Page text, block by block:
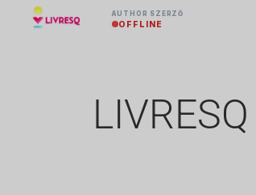
AUTHOR SZERZŐ
OFFLINE